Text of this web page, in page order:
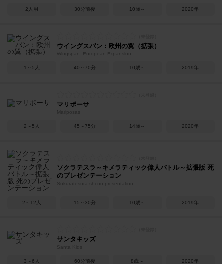
2人用 30分前後 10歳～ 2020年
ウイングスパン：欧州の翼（拡張）
Wingspan: European Expansion
1～5人 40～70分 10歳～ 2019年
マリポーサ
Mariposas
2～5人 45～75分 14歳～ 2020年
ソクラテスラ～キメラティック偉人バトル～拡張版 死
のプレゼンテーション
2～12人 15～30分 10歳～ 2019年
サンタキッズ
3～6人 60分前後 8歳～ 2020年